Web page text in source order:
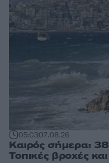
05:0307.08.26
Καιρός σήμερα:
Τοπικές βροχές